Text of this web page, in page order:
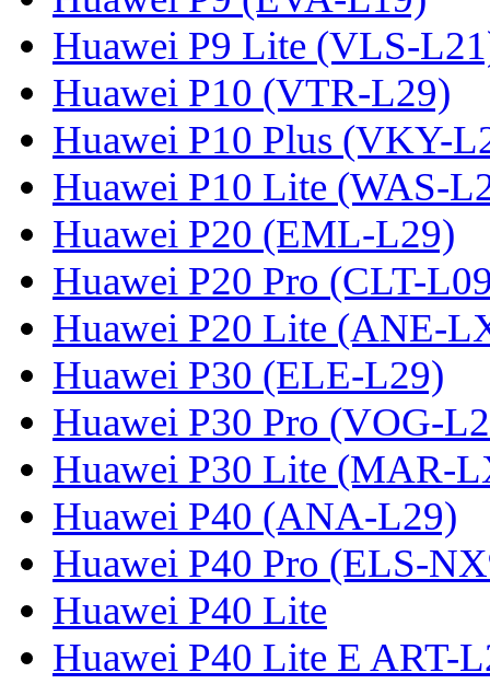
Huawei P9 Lite (VLS-
Huawei P10 (VTR-L29)
Huawei P10 Plus (VKY-
Huawei P10 Lite (WAS-
Huawei P20 (EML-L29)
Huawei P20 Pro (CLT-
Huawei P20 Lite (ANE-
Huawei P30 (ELE-L29)
Huawei P30 Pro (VOG-
Huawei P30 Lite (MAR-
Huawei P40 (ANA-L29)
Huawei P40 Pro (ELS-
Huawei P40 Lite
Huawei P40 Lite E ART-